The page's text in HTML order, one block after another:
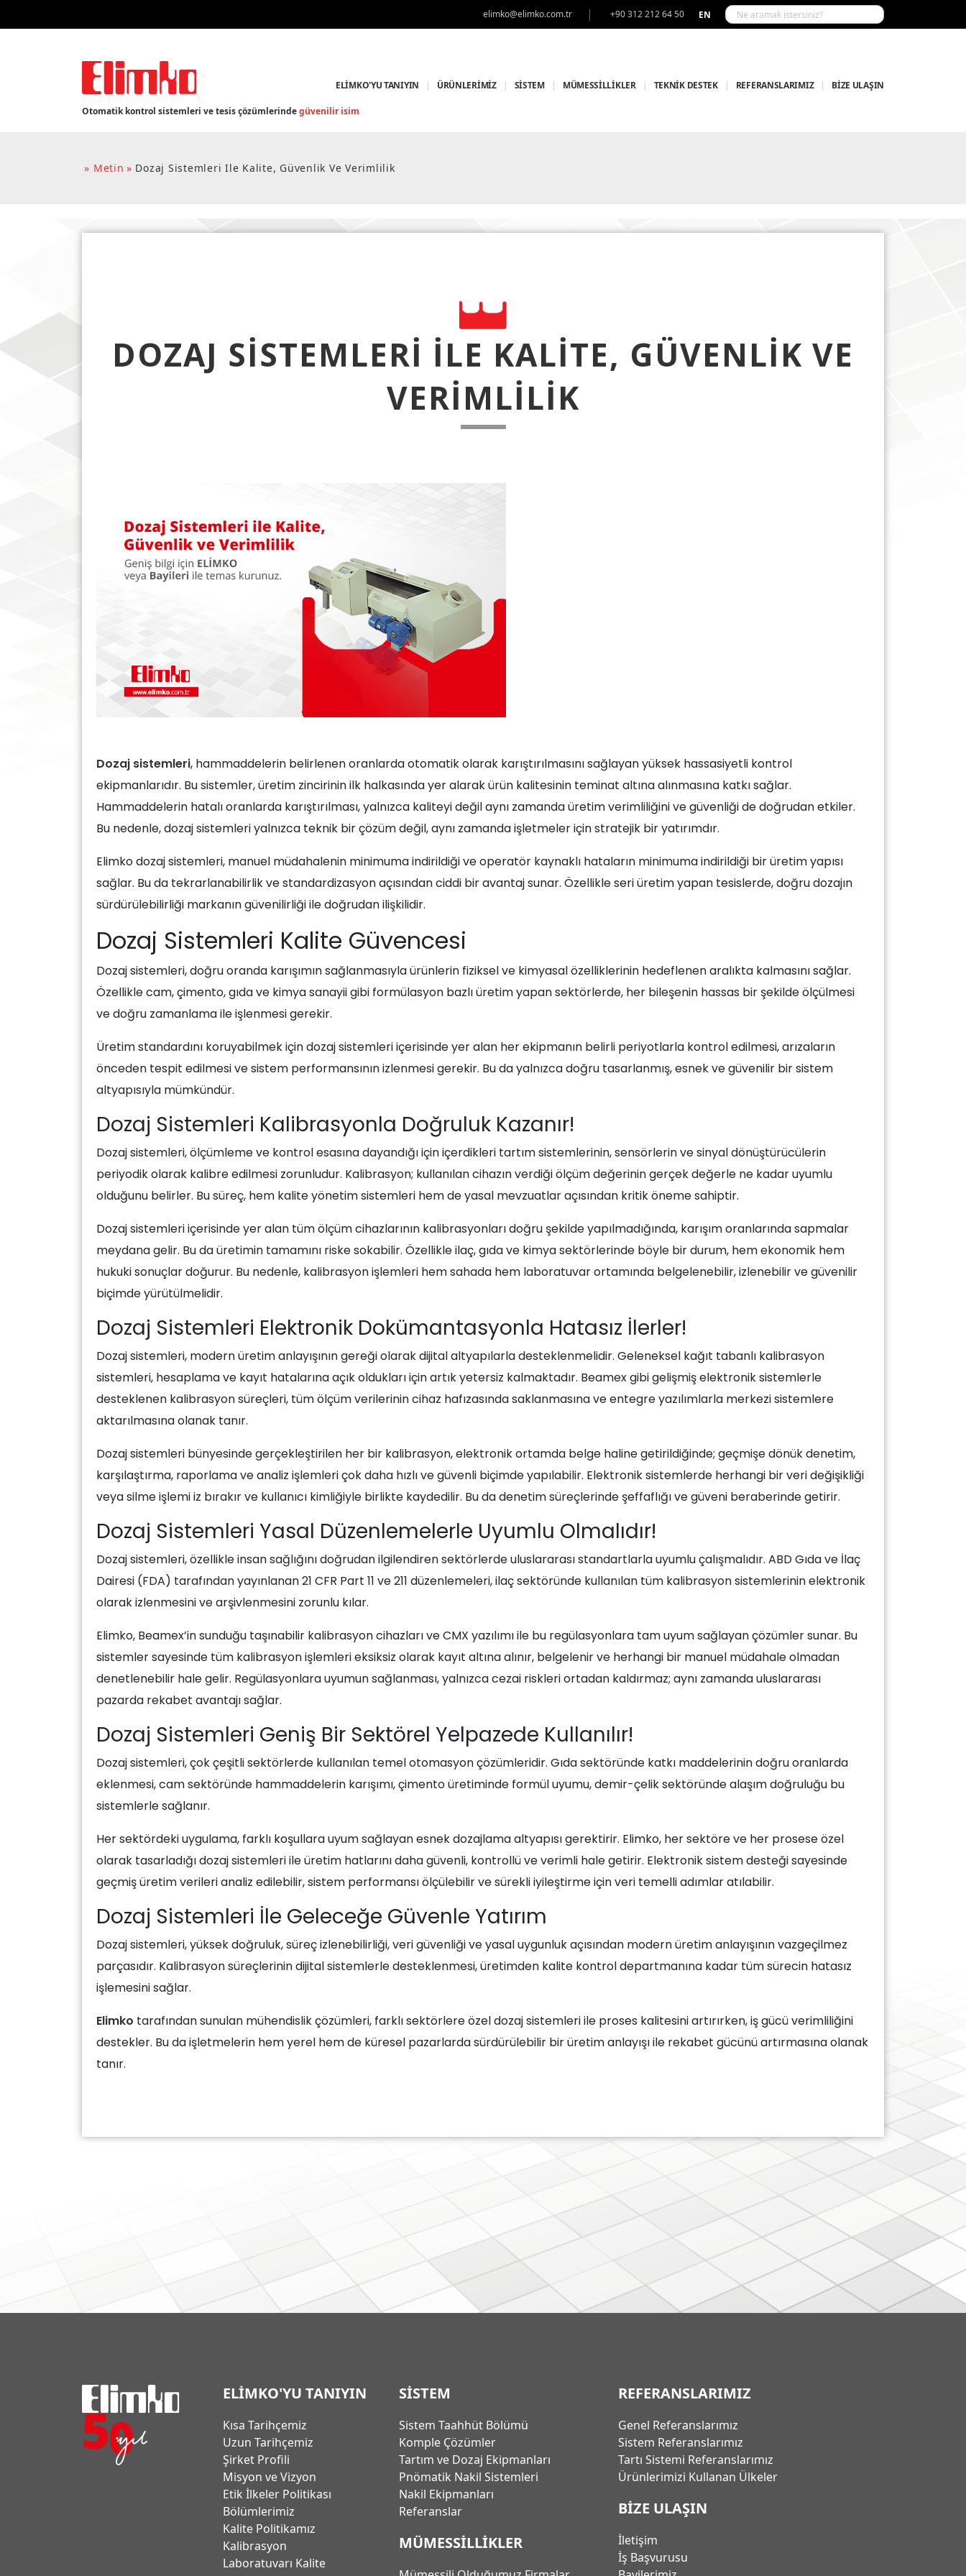
EN
elimko@elimko.com.tr | +90 312 212 64 50
ELİMKO'YU TANIYIN | ÜRÜNLERİMİZ | SİSTEM | MÜMESSİLLİKLER | TEKNİK DESTEK | REFERANSLARIMIZ | BİZE ULAŞIN
Otomatik kontrol sistemleri ve tesis çözümlerindegüvenilir isim
Metin Dozaj Sistemleri Ile Kalite, Güvenlik Ve Verimlilik
DOZAJ SISTEMLERI ILE KALITE, GÜVENLIK VE
VERIMLILIK
Dozaj sistemleri, hammaddelerin belirlenen oranlarda otomatik olarak karıştırılmasını sağlayan yüksek hassasiyetli kontrol
ekipmanlarıdır. Bu sistemler, üretim zincirinin ilk halkasında yer alarak ürün kalitesinin teminat altına alınmasına katkı sağlar.
Hammaddelerin hatalı oranlarda karıştırılması, yalnızca kaliteyi değil aynı zamanda üretim verimliliğini ve güvenliği de doğrudan etkiler.
Bu nedenle, dozaj sistemleri yalnızca teknik bir çözüm değil, aynı zamanda işletmeler için stratejik bir yatırımdır.
Elimko dozaj sistemleri, manuel müdahalenin minimuma indirildiği ve operatör kaynaklı hataların minimuma indirildiği bir üretim yapısı
sağlar. Bu da tekrarlanabilirlik ve standardizasyon açısından ciddi bir avantaj sunar. Özellikle seri üretim yapan tesislerde, doğru dozajın
sürdürülebilirliği markanın güvenilirliği ile doğrudan ilişkilidir.
Dozaj Sistemleri Kalite Güvencesi
Dozaj sistemleri, doğru oranda karışımın sağlanmasıyla ürünlerin fiziksel ve kimyasal özelliklerinin hedeflenen aralıkta kalmasını sağlar.
Özellikle cam, çimento, gıda ve kimya sanayii gibi formülasyon bazlı üretim yapan sektörlerde, her bileşenin hassas bir şekilde ölçülmesi
ve doğru zamanlama ile işlenmesi gerekir.
Üretim standardını koruyabilmek için dozaj sistemleri içerisinde yer alan her ekipmanın belirli periyotlarla kontrol edilmesi, arızaların
önceden tespit edilmesi ve sistem performansının izlenmesi gerekir. Bu da yalnızca doğru tasarlanmış, esnek ve güvenilir bir sistem
altyapısıyla mümkündür.
Dozaj Sistemleri Kalibrasyonla Doğruluk Kazanır!
Dozaj sistemleri, ölçümleme ve kontrol esasına dayandığı için içerdikleri tartım sistemlerinin, sensörlerin ve sinyal dönüştürücülerin
periyodik olarak kalibre edilmesi zorunludur. Kalibrasyon; kullanılan cihazın verdiği ölçüm değerinin gerçek değerle ne kadar uyumlu
olduğunu belirler. Bu süreç, hem kalite yönetim sistemleri hem de yasal mevzuatlar açısından kritik öneme sahiptir.
Dozaj sistemleri içerisinde yer alan tüm ölçüm cihazlarının kalibrasyonları doğru şekilde yapılmadığında, karışım oranlarında sapmalar
meydana gelir. Bu da üretimin tamamını riske sokabilir. Özellikle ilaç, gıda ve kimya sektörlerinde böyle bir durum, hem ekonomik hem
hukuki sonuçlar doğurur. Bu nedenle, kalibrasyon işlemleri hem sahada hem laboratuvar ortamında belgelenebilir, izlenebilir ve güvenilir
biçimde yürütülmelidir.
Dozaj Sistemleri Elektronik Dokümantasyonla Hatasız İlerler!
Dozaj sistemleri, modern üretim anlayışının gereği olarak dijital altyapılarla desteklenmelidir. Geleneksel kağıt tabanlı kalibrasyon
sistemleri, hesaplama ve kayıt hatalarına açık oldukları için artık yetersiz kalmaktadır. Beamex gibi gelişmiş elektronik sistemlerle
desteklenen kalibrasyon süreçleri, tüm ölçüm verilerinin cihaz hafızasında saklanmasına ve entegre yazılımlarla merkezi sistemlere
aktarılmasına olanak tanır.
Dozaj sistemleri bünyesinde gerçekleştirilen her bir kalibrasyon, elektronik ortamda belge haline getirildiğinde; geçmişe dönük denetim,
karşılaştırma, raporlama ve analiz işlemleri çok daha hızlı ve güvenli biçimde yapılabilir. Elektronik sistemlerde herhangi bir veri değişikliği
veya silme işlemi iz bırakır ve kullanıcı kimliğiyle birlikte kaydedilir. Bu da denetim süreçlerinde şeffaflığı ve güveni beraberinde getirir.
Dozaj Sistemleri Yasal Düzenlemelerle Uyumlu Olmalıdır!
Dozaj sistemleri, özellikle insan sağlığını doğrudan ilgilendiren sektörlerde uluslararası standartlarla uyumlu çalışmalıdır. ABD Gıda ve İlaç
Dairesi (FDA) tarafından yayınlanan 21 CFR Part 11 ve 211 düzenlemeleri, ilaç sektöründe kullanılan tüm kalibrasyon sistemlerinin elektronik
olarak izlenmesini ve arşivlenmesini zorunlu kılar.
Elimko, Beamex’in sunduğu taşınabilir kalibrasyon cihazları ve CMX yazılımı ile bu regülasyonlara tam uyum sağlayan çözümler sunar. Bu
sistemler sayesinde tüm kalibrasyon işlemleri eksiksiz olarak kayıt altına alınır, belgelenir ve herhangi bir manuel müdahale olmadan
denetlenebilir hale gelir. Regülasyonlara uyumun sağlanması, yalnızca cezai riskleri ortadan kaldırmaz; aynı zamanda uluslararası
pazarda rekabet avantajı sağlar.
Dozaj Sistemleri Geniş Bir Sektörel Yelpazede Kullanılır!
Dozaj sistemleri, çok çeşitli sektörlerde kullanılan temel otomasyon çözümleridir. Gıda sektöründe katkı maddelerinin doğru oranlarda
eklenmesi, cam sektöründe hammaddelerin karışımı, çimento üretiminde formül uyumu, demir-çelik sektöründe alaşım doğruluğu bu
sistemlerle sağlanır.
Her sektördeki uygulama, farklı koşullara uyum sağlayan esnek dozajlama altyapısı gerektirir. Elimko, her sektöre ve her prosese özel
olarak tasarladığı dozaj sistemleri ile üretim hatlarını daha güvenli, kontrollü ve verimli hale getirir. Elektronik sistem desteği sayesinde
geçmiş üretim verileri analiz edilebilir, sistem performansı ölçülebilir ve sürekli iyileştirme için veri temelli adımlar atılabilir.
Dozaj Sistemleri İle Geleceğe Güvenle Yatırım
Dozaj sistemleri, yüksek doğruluk, süreç izlenebilirliği, veri güvenliği ve yasal uygunluk açısından modern üretim anlayışının vazgeçilmez
parçasıdır. Kalibrasyon süreçlerinin dijital sistemlerle desteklenmesi, üretimden kalite kontrol departmanına kadar tüm sürecin hatasız
işlemesini sağlar.
Elimko tarafından sunulan mühendislik çözümleri, farklı sektörlere özel dozaj sistemleri ile proses kalitesini artırırken, iş gücü verimliliğini
destekler. Bu da işletmelerin hem yerel hem de küresel pazarlarda sürdürülebilir bir üretim anlayışı ile rekabet gücünü artırmasına olanak
tanır.
ELİMKO'YU TANIYIN
Kısa Tarihçemiz
Uzun Tarihçemiz
Şirket Profili
Misyon ve Vizyon
Etik İlkeler Politikası
Bölümlerimiz
Kalite Politikamız
Kalibrasyon
Laboratuvarı Kalite
SİSTEM
Sistem Taahhüt Bölümü
Komple Çözümler
Tartım ve Dozaj Ekipmanları
Pnömatik Nakil Sistemleri
Nakil Ekipmanları
Referanslar
MÜMESSİLLİKLER
REFERANSLARIMIZ
Genel Referanslarımız
Sistem Referanslarımız
Tartı Sistemi Referanslarımız
Ürünlerimizi Kullanan Ülkeler
BİZE ULAŞIN
İletişim
İş Başvurusu